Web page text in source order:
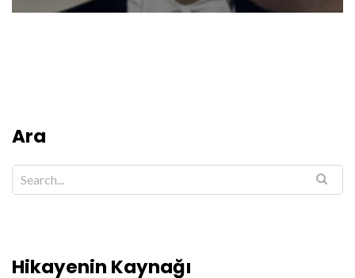
Ara
Hikayenin Kaynağı